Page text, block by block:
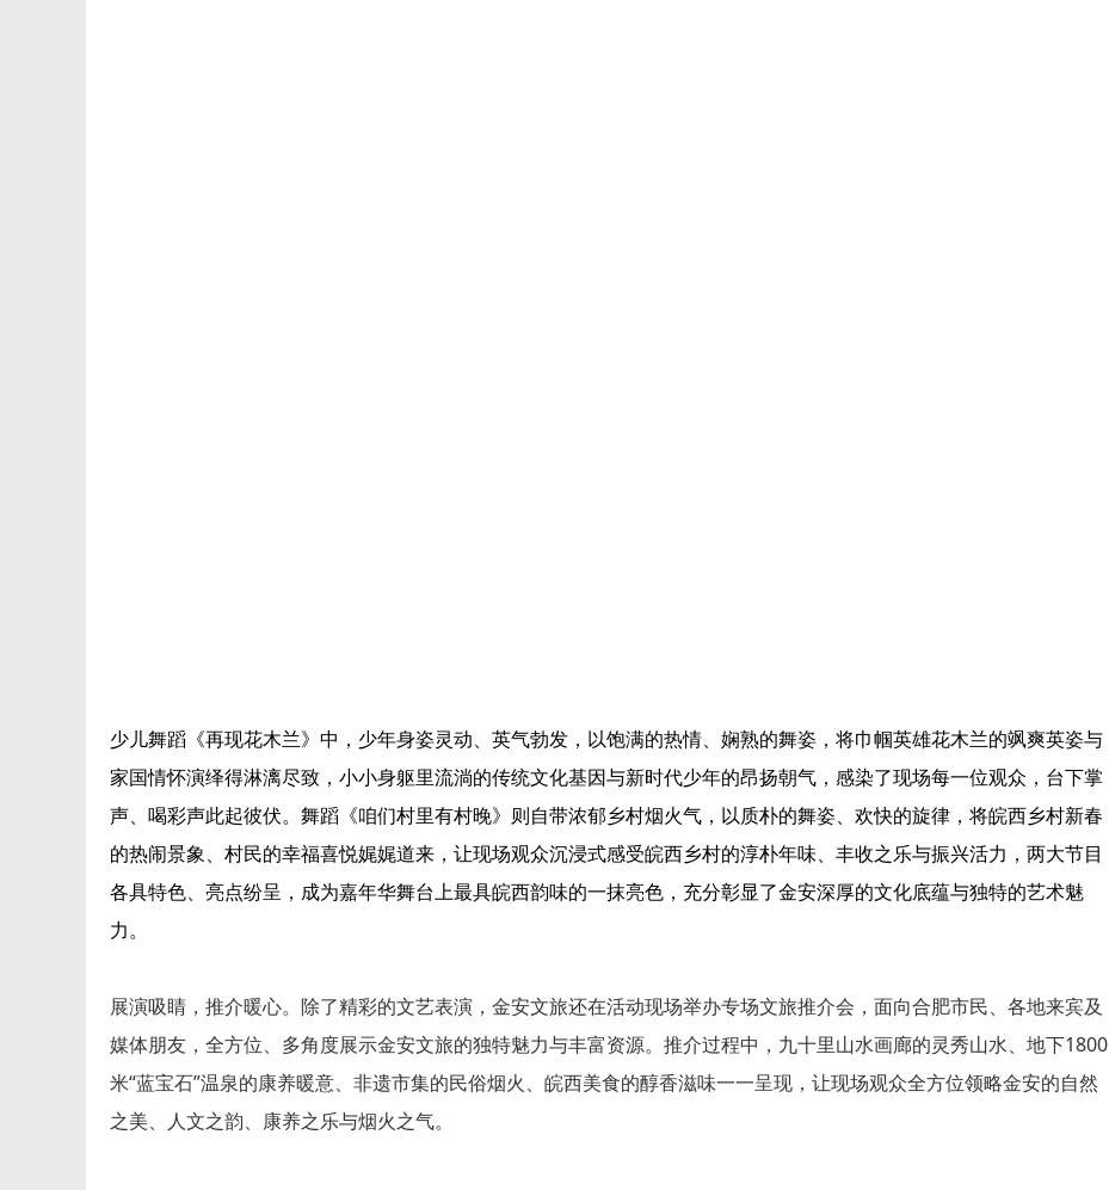
少儿舞蹈《再现花木兰》中，少年身姿灵动、英气勃发，以饱满的热情、娴熟的舞姿，将巾帼英雄花木兰的飒爽英姿与
家国情怀演绎得淋漓尽致，小小身躯里流淌的传统文化基因与新时代少年的昂扬朝气，感染了现场每一位观众，台下掌
声、喝彩声此起彼伏。舞蹈《咱们村里有村晚》则自带浓郁乡村烟火气，以质朴的舞姿、欢快的旋律，将皖西乡村新春
的热闹景象、村民的幸福喜悦娓娓道来，让现场观众沉浸式感受皖西乡村的淳朴年味、丰收之乐与振兴活力，两大节目
各具特色、亮点纷呈，成为嘉年华舞台上最具皖西韵味的一抹亮色，充分彰显了金安深厚的文化底蕴与独特的艺术魅
力。
展演吸睛，推介暖心。除了精彩的文艺表演，金安文旅还在活动现场举办专场文旅推介会，面向合肥市民、各地来宾及
媒体朋友，全方位、多角度展示金安文旅的独特魅力与丰富资源。推介过程中，九十里山水画廊的灵秀山水、地下1800
米“蓝宝石”温泉的康养暖意、非遗市集的民俗烟火、皖西美食的醇香滋味一一呈现，让现场观众全方位领略金安的自然
之美、人文之韵、康养之乐与烟火之气。